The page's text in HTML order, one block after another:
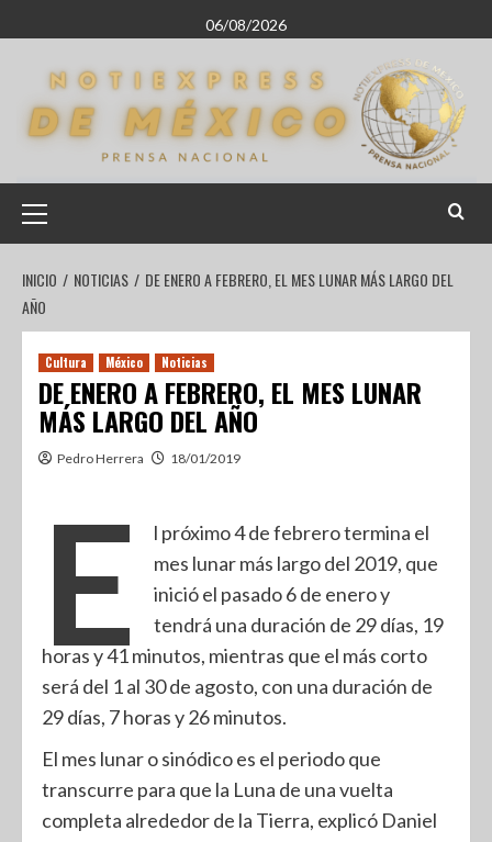
06/08/2026
INICIO NOTICIAS
DE ENERO A FEBRERO, EL MES LUNAR MÁS LARGO DEL
AÑO
Cultura México Noticias
DE ENERO A FEBRERO, EL MES LUNAR
MÁS LARGO DEL AÑO
Pedro Herrera 18/01/2019
E
l próximo 4 de febrero termina el
mes lunar más largo del 2019, que
inició el pasado 6 de enero y
tendrá una duración de 29 días, 19
horas y 41 minutos, mientras que el más corto
será del 1 al 30 de agosto, con una duración de
29 días, 7 horas y 26 minutos.
El mes lunar o sinódico es el periodo que
transcurre para que la Luna de una vuelta
completa alrededor de la Tierra, explicó Daniel